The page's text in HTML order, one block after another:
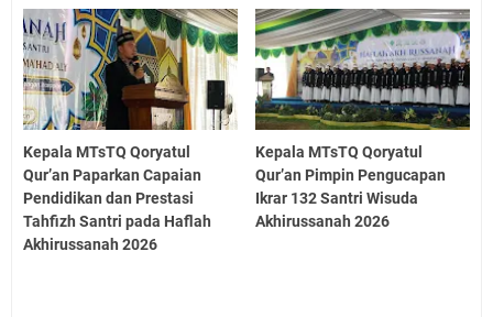
Kepala MTsTQ Qoryatul
Qur’an Paparkan Capaian
Pendidikan dan Prestasi
Tahfizh Santri pada Haflah
Akhirussanah 2026
Kepala MTsTQ Qoryatul
Qur’an Pimpin Pengucapan
Ikrar 132 Santri Wisuda
Akhirussanah 2026